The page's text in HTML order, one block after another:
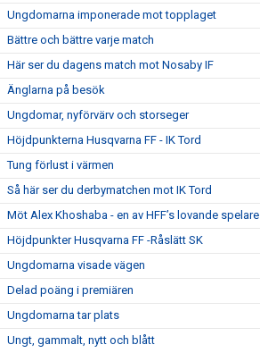
Ungdomarna imponerade mot topplaget
Bättre och bättre varje match
Här ser du dagens match mot Nosaby IF
Änglarna på besök
Ungdomar, nyförvärv och storseger
Höjdpunkterna Husqvarna FF - IK Tord
Tung förlust i värmen
Så här ser du derbymatchen mot IK Tord
Möt Alex Khoshaba - en av HFF’s lovande spelare
Höjdpunkter Husqvarna FF -Råslätt SK
Ungdomarna visade vägen
Delad poäng i premiären
Ungdomarna tar plats
Ungt, gammalt, nytt och blått